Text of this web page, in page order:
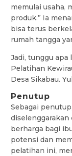
memulai usaha,
produk.” Ia
bisa terus
rumah tangga
Jadi, tunggu apa
Pelatihan
Desa Sikabau.
Penutup
Sebagai
diselenggarakan
berharga bagi
potensi dan
pelatihan ini,